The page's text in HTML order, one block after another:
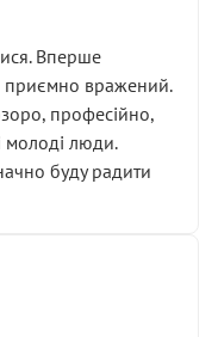
Вперше
приємно вражений.
професійно,
молоді люди.
буду радити